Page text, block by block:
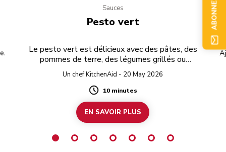
Sauces
Pesto vert
Le pesto vert est délicieux avec des pâtes, des
pommes de terre, des légumes grillés ou
simplement tartiné sur du pain grillé.
Un chef KitchenAid - 20 May 2026
Duration
10 minutes
EN SAVOIR PLUS